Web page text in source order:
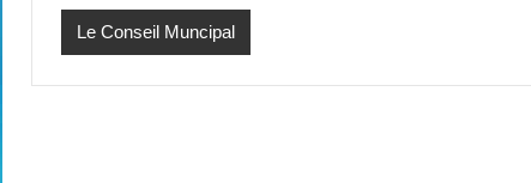
Le Conseil Muncipal